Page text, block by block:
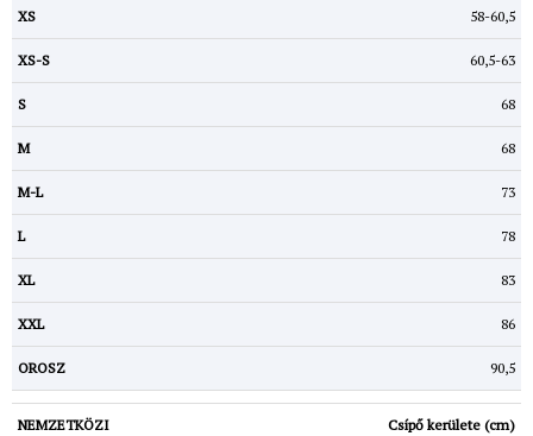
58-60,5
60,5-63
68
68
73
78
83
86
90,5
Csípő kerülete (cm)